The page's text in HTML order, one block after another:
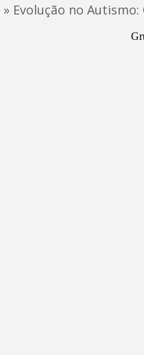
» Evolução no